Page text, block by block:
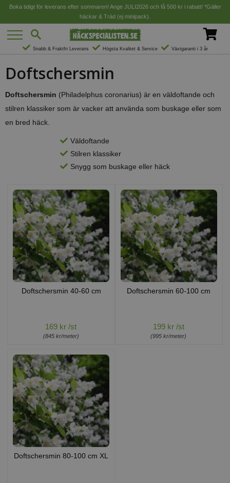
Boka tidigt för leverans efter sommaren! Ange JULI2026 och få 500 kr i rabatt! *Gäller
häckar & Träd (ej minipack).
Snabb & Fraktfri Leverans Högsta Kvalitet & Service Växtgaranti i 3 år
Doftschersmin
Doftschersmin (Philadelphus coronarius) är en väldoftande och
stilren klassiker som är vacker att använda som buskage eller som
en bred häck.
Väldoftande
Stilren klassiker
Snygg som buskage eller häck
Doftschersmin 40-60 cm
169 kr /st
(845 kr/meter)
Doftschersmin 60-100 cm
199 kr /st
(995 kr/meter)
Doftschersmin 80-100 cm XL